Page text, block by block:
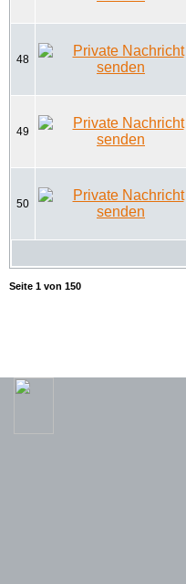
48
49
50
Seite 1 von 150